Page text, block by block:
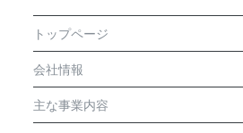
トップページ
会社情報
主な事業内容